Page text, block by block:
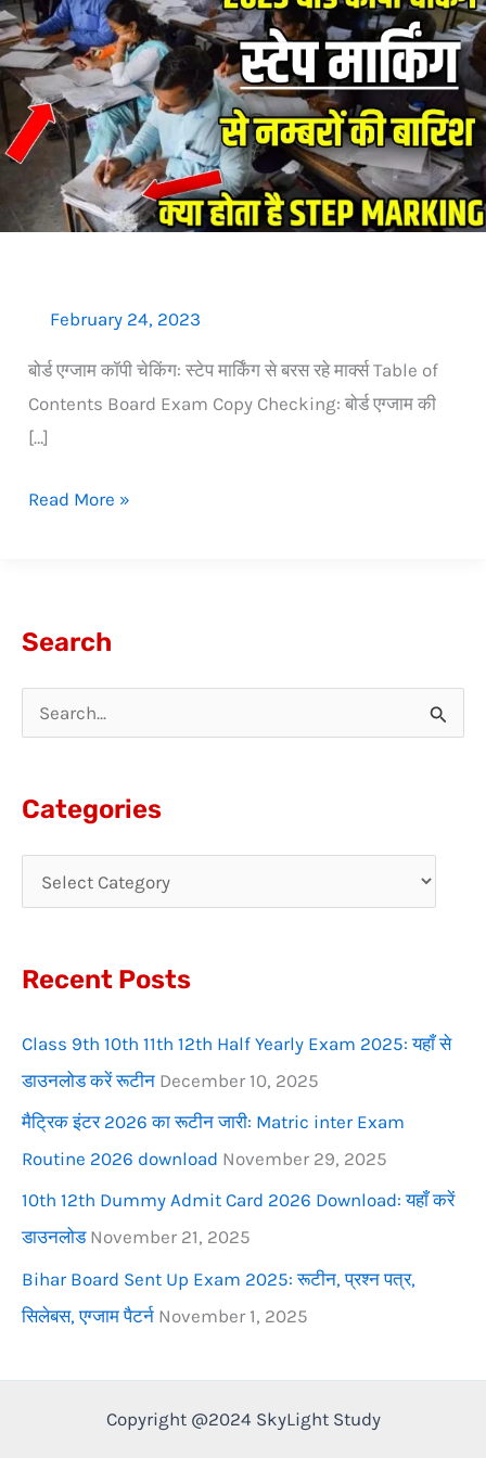
February 24, 2023
बोर्ड एग्जाम कॉपी चेकिंग: स्टेप मार्किंग से बरस रहे मार्क्स Table of
Contents Board Exam Copy Checking: बोर्ड एग्जाम की
[…]
Exam
Copy
Checking:
Step
Marking
मिल
नंबर
Read More »
Search
h
o
:
Categories
Recent Posts
Class 9th 10th 11th 12th Half Yearly Exam 2025: यहाँ से
डाउनलोड करें रूटीन December 10, 2025
मैट्रिक इंटर 2026 का रूटीन जारी: Matric inter Exam
Routine 2026 download November 29, 2025
10th 12th Dummy Admit Card 2026 Download: यहाँ करें
डाउनलोड November 21, 2025
Bihar Board Sent Up Exam 2025: रूटीन, प्रश्न पत्र,
सिलेबस, एग्जाम पैटर्न November 1, 2025
Copyright @2024 SkyLight Study